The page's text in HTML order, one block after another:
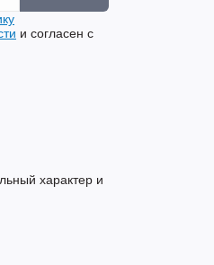
и согласен с
характер и